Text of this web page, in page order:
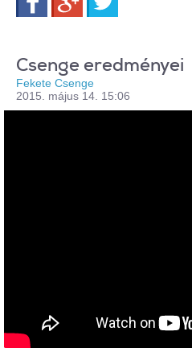
Csenge eredményei
Fekete Csenge
2015. május 14. 15:06